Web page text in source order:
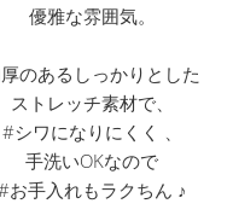
優雅な雰囲気。
のあるしっかりとした
ストレッチ素材で、
#シワになりにくく 、
手洗いOKなので
お手入れもラクちん ♪